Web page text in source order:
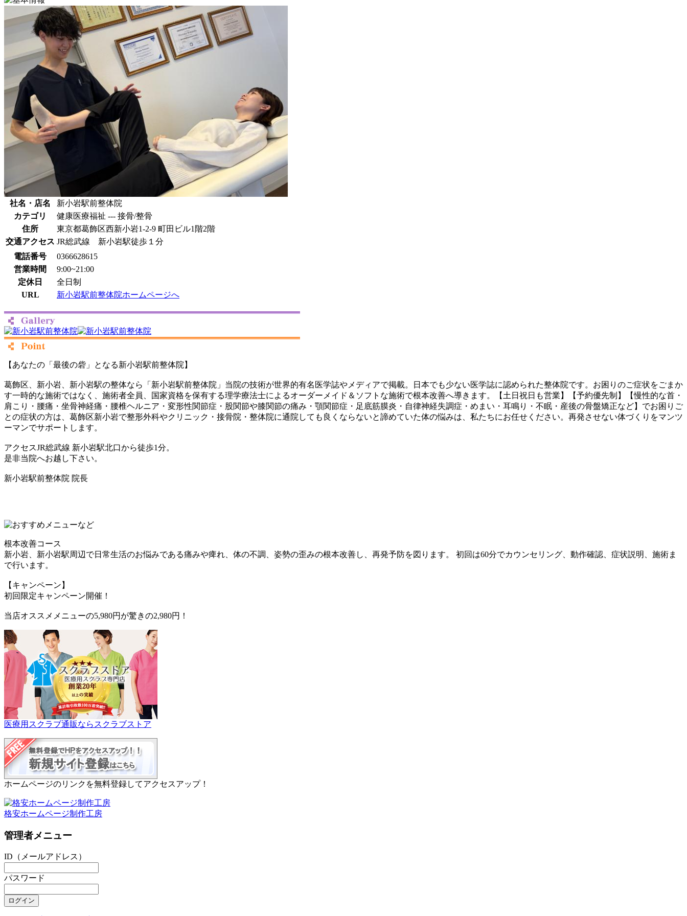
社名・店名
新小岩駅前整体院
カテゴリ
健康医療福祉 --- 接骨/整骨
住所
東京都葛飾区西新小岩1-2-9 町田ビル1階2階
交通アクセス JR総武線 新小岩駅徒歩１分
電話番号
0366628615
営業時間
9:00~21:00
定休日
全日制
URL
新小岩駅前整体院ホームページへ
【あなたの「最後の砦」となる新小岩駅前整体院】
葛飾区、新小岩、新小岩駅の整体なら「新小岩駅前整体院」当院の技術が世界的有名医学誌やメディアで掲載。日本でも少ない医学誌に認められた整体院です。お困りのご症状をごまか
す一時的な施術ではなく、施術者全員、国家資格を保有する理学療法士によるオーダーメイド＆ソフトな施術で根本改善へ導きます。【土日祝日も営業】【予約優先制】【慢性的な首・
肩こり・腰痛・坐骨神経痛・腰椎ヘルニア・変形性関節症・股関節や膝関節の痛み・顎関節症・足底筋膜炎・自律神経失調症・めまい・耳鳴り・不眠・産後の骨盤矯正など】でお困りご
との症状の方は、葛飾区新小岩で整形外科やクリニック・接骨院・整体院に通院しても良くならないと諦めていた体の悩みは、私たちにお任せください。再発させない体づくりをマンツ
ーマンでサポートします。
アクセスJR総武線 新小岩駅北口から徒歩1分。
是非当院へお越し下さい。
新小岩駅前整体院 院長
根本改善コース
新小岩、新小岩駅周辺で日常生活のお悩みである痛みや痺れ、体の不調、姿勢の歪みの根本改善し、再発予防を図ります。 初回は60分でカウンセリング、動作確認、症状説明、施術ま
で行います。
【キャンペーン】
初回限定キャンペーン開催！
当店オススメメニューの5,980円が驚きの2,980円！
医療用スクラブ通販ならスクラブストア
ホームページのリンクを無料登録してアクセスアップ！
格安ホームページ制作工房
管理者メニュー
ID（メールアドレス）
パスワード